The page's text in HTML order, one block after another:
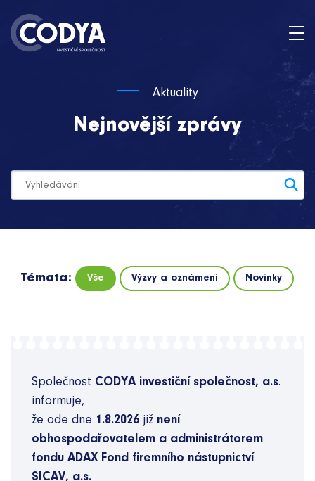
Aktuality
Nejnovější zprávy
Témata: Vše Výzvy a oznámení Novinky
Společnost CODYA investiční společnost, a.s.
informuje,
že ode dne 1.8.2026 již není
obhospodařovatelem a administrátorem
fondu ADAX Fond firemního nástupnictví
SICAV, a.s.